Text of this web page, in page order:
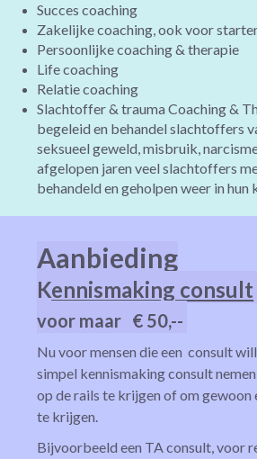
Succes coaching
Zakelijke coaching, ook voor
Persoonlijke coaching & therapie
Life coaching
Relatie coaching
Slachtoffer & trauma Coaching &
begeleid en behandel slachtoffers
seksueel geweld, misbruik,
afgelopen jaren veel slachtoffers
behandeld en geholpen weer in hun
Aanbieding
Kennismaking consult
voor maar € 50,--
Nu voor mensen die een consult
simpel kennismaking consult
op de rails te krijgen of om gewoon
te krijgen.
Bijvoorbeeld een TA consult, voor